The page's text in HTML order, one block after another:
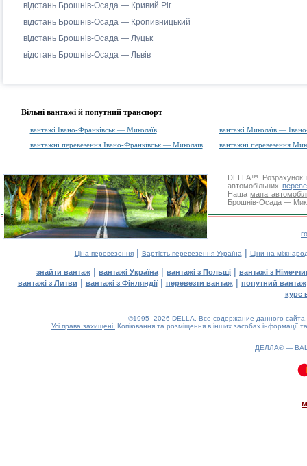
відстань Брошнів-Осада — Кривий Ріг
відстань Брошнів-Осада — Кропивницький
відстань Брошнів-Осада — Луцьк
відстань Брошнів-Осада — Львів
Вільні вантажі й попутний транспорт
вантажі Івано-Франківськ — Миколаїв
вантажі Миколаїв —
вантажні перевезення Івано-Франківськ — Миколаїв
вантажні перевезення
DELLA™
Розрахунок
автомобільних
Нашамапа
Брошнів-Осада —
Ціна перевезення| Вартість перевезення Україна | Ціни на
знайти вантаж | вантажі Україна | вантажі з Польщі | вантажі з
вантажі з Литви | вантажі з Фінляндії| перевезти вантаж| попутний вантаж
курс
©1995–2026 DELLA. Все содержание данного
Усі права захищені. Копіювання та розміщення в інших засобах інформації
ДЕЛЛА® —